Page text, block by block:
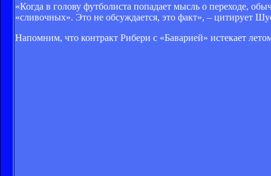
«Когда в голову футболиста попадает мысль о переходе,
«сливочных». Это не обсуждается, это факт», – цитирует
Напомним, что контракт Рибери с «Баварией» истекает